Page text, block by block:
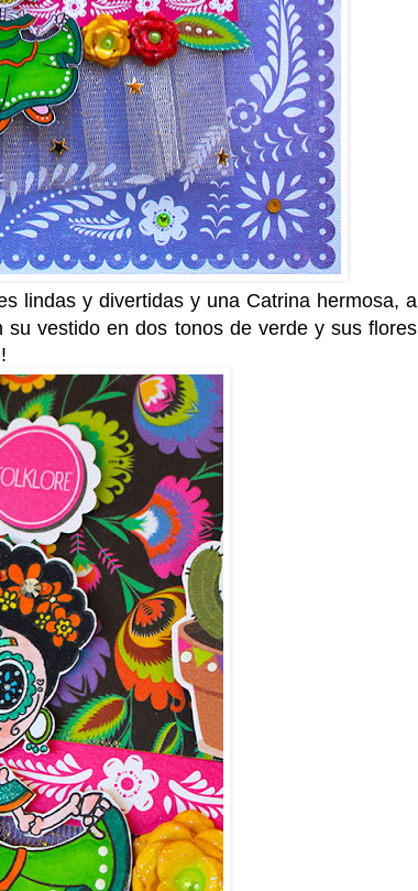
lindas y divertidas y una Catrina hermosa, a
vestido en dos tonos de verde y sus flores